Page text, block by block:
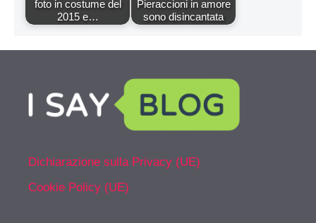
foto in costume del
2015 e…
Pieraccioni in amore
sono disincantata
Dichiarazione sulla Privacy (UE)
Cookie Policy (UE)